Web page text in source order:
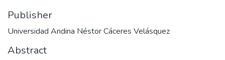
Publisher
Universidad Andina Néstor Cáceres Velásquez
Abstract